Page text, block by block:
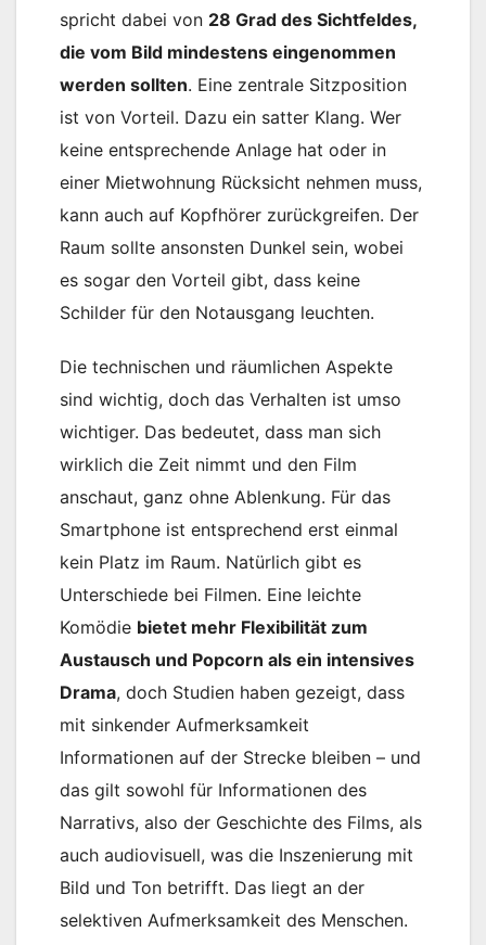
spricht dabei von 28 Grad des Sichtfeldes,
die vom Bild mindestens eingenommen
werden sollten. Eine zentrale Sitzposition
ist von Vorteil. Dazu ein satter Klang. Wer
keine entsprechende Anlage hat oder in
einer Mietwohnung Rücksicht nehmen muss,
kann auch auf Kopfhörer zurückgreifen. Der
Raum sollte ansonsten Dunkel sein, wobei
es sogar den Vorteil gibt, dass keine
Schilder für den Notausgang leuchten.
Die technischen und räumlichen Aspekte
sind wichtig, doch das Verhalten ist umso
wichtiger. Das bedeutet, dass man sich
wirklich die Zeit nimmt und den Film
anschaut, ganz ohne Ablenkung. Für das
Smartphone ist entsprechend erst einmal
kein Platz im Raum. Natürlich gibt es
Unterschiede bei Filmen. Eine leichte
Komödie bietet mehr Flexibilität zum
Austausch und Popcorn als ein intensives
Drama, doch Studien haben gezeigt, dass
mit sinkender Aufmerksamkeit
Informationen auf der Strecke bleiben – und
das gilt sowohl für Informationen des
Narrativs, also der Geschichte des Films, als
auch audiovisuell, was die Inszenierung mit
Bild und Ton betrifft. Das liegt an der
selektiven Aufmerksamkeit des Menschen.